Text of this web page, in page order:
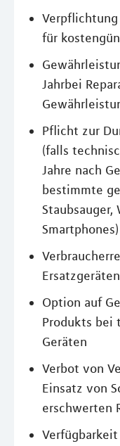
für
Jahrbei
Pflicht zur
(falls
Jahre nach
bestimmte
Staubsauger,
Smartphones)
Option auf
Produkts bei
Geräten
Verbot von
Einsatz von
erschwerten